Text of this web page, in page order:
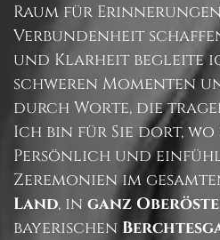
Raum für
Verbundenheit
und Klarheit begleite
schweren Momenten
durch Worte, die
Ich bin für Sie dort, wo
Persönlich und
Zeremonien im
Land, in ganz
bayerischen